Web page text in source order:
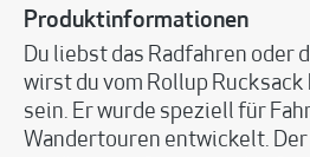
Produktinformationen
Du liebst das Radfahren oder
wirst du vom Rollup
sein. Er wurde speziell für
Wandertouren entwickelt.